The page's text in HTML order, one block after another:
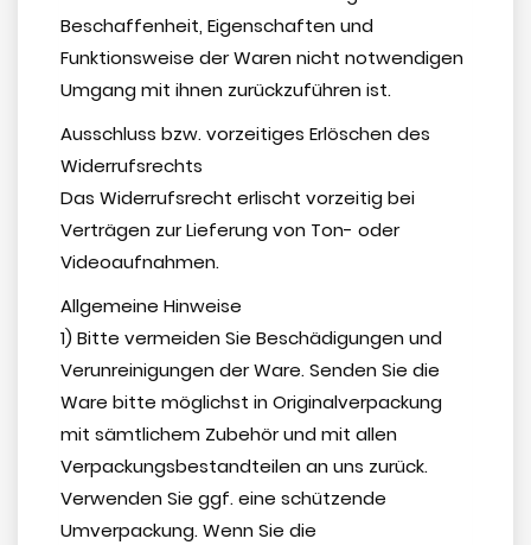
Beschaffenheit, Eigenschaften und
Funktionsweise der Waren nicht notwendigen
Umgang mit ihnen zurückzuführen ist.
Ausschluss bzw. vorzeitiges Erlöschen des
Widerrufsrechts
Das Widerrufsrecht erlischt vorzeitig bei
Verträgen zur Lieferung von Ton- oder
Videoaufnahmen.
Allgemeine Hinweise
1) Bitte vermeiden Sie Beschädigungen und
Verunreinigungen der Ware. Senden Sie die
Ware bitte möglichst in Originalverpackung
mit sämtlichem Zubehör und mit allen
Verpackungsbestandteilen an uns zurück.
Verwenden Sie ggf. eine schützende
Umverpackung. Wenn Sie die